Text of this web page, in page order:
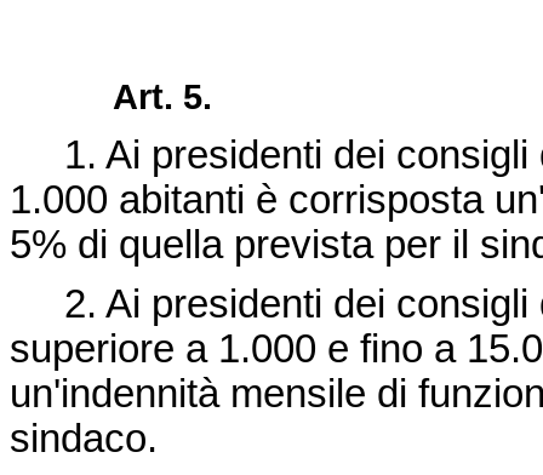
Art. 5.
1. Ai presidenti dei consigli
1.000 abitanti è corrisposta
5% di quella prevista per il
2. Ai presidenti dei consigli
superiore a 1.000 e fino a
un'indennità mensile di
sindaco.